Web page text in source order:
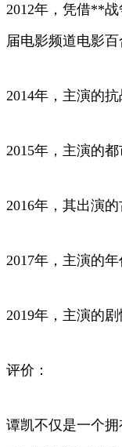
2012年，凭借**
届电影频道电影百
2014年，主演的
2015年，主演的
2016年，其出演
2017年，主演的
2019年，主演的
评价：
谭凯不仅是一个